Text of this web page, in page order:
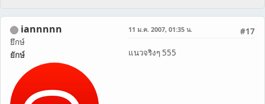
iannnnn
ยึกษ์
ยักษ์
#17
11 ม.ค. 2007, 01:35 น.
แนวจริงๆ 555